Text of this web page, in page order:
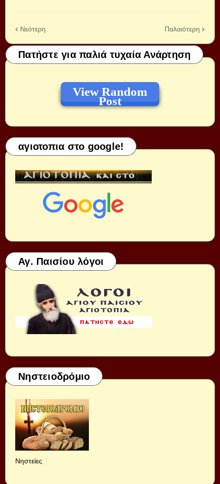
Νεότερη Παλαιότερη
Πατήστε για παλιά τυχαία Ανάρτηση
View Random
Post
αγιοτοπια στο google!
Αγ. Παισίου λόγοι
Νηστειοδρόμιο
Νηστείες